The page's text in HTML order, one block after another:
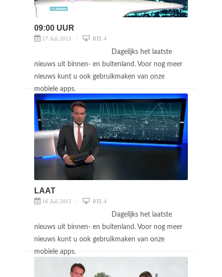
09:00 UUR
17 Juli 2015 RTL 4
Dagelijks het laatste
nieuws uit binnen- en buitenland. Voor nog meer
nieuws kunt u ook gebruikmaken van onze
mobiele apps.
LAAT
16 Juli 2015 RTL 4
Dagelijks het laatste
nieuws uit binnen- en buitenland. Voor nog meer
nieuws kunt u ook gebruikmaken van onze
mobiele apps.